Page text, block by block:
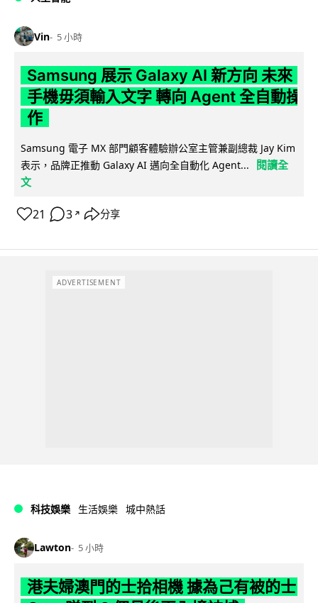
Vin 5 小時
Samsung 展示 Galaxy AI 新方向 未來
手機毋須輸入文字 轉向 Agent 全自動操
作
Samsung 電子 MX 部門顧客體驗辦公室主管兼副總裁 Jay Kim
表示，品牌正推動 Galaxy AI 邁向全自動化 Agent...
閱讀全
文
21 3 ↗ 分享
ADVERTISEMENT
科技娛樂 生活娛樂 城中熱話
Lawton 5 小時
港夫婦澳門的士拾相機 據為己有被的士